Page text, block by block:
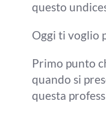
questo
Oggi ti voglio
Primo punto
quando si
questa